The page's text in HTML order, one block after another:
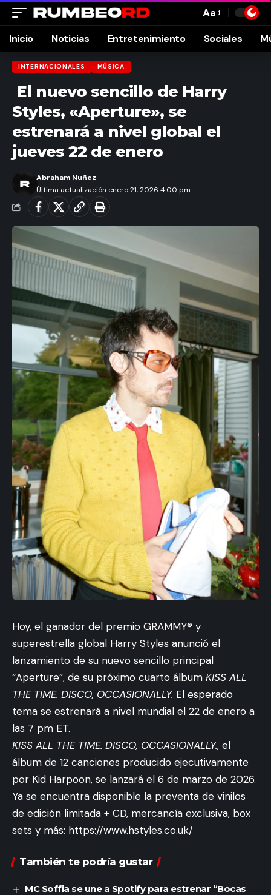
Font
Resizer
Aa
Inicio Noticias Entretenimiento Sociales
INTERNACIONALES MÚSICA
El nuevo sencillo de Harry
Styles, «Aperture», se
estrenará a nivel global el
jueves 22 de enero
Última actualización enero 21, 2026 4:00 pm
Abraham Nuñez
Hoy, el ganador del premio GRAMMY® y
superestrella global Harry Styles anunció el
lanzamiento de su nuevo sencillo principal
“Aperture”, de su próximo cuarto álbum KISS ALL
THE TIME. DISCO, OCCASIONALLY. El esperado
tema se estrenará a nivel mundial el 22 de enero a
las 7 pm ET.
KISS ALL THE TIME. DISCO, OCCASIONALLY., el
álbum de 12 canciones producido ejecutivamente
por Kid Harpoon, se lanzará el 6 de marzo de 2026.
Ya se encuentra disponible la preventa de vinilos
de edición limitada + CD, mercancía exclusiva, box
sets y más: https://www.hstyles.co.uk/
También te podría gustar
MC Soffia se une a Spotify para estrenar “Bocas